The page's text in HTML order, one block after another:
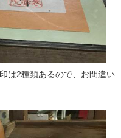
は2種類あるので、お間違い